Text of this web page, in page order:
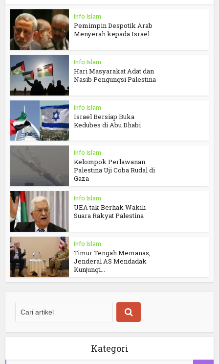
Info Islam
Pemimpin Despotik Arab
Menyerah kepada Israel
Info Islam
Hari Masyarakat Adat dan
Nasib Pengungsi Palestina
Info Islam
Israel Bersiap Buka
Kedubes di Abu Dhabi
Info Islam
Kelompok Perlawanan
Palestina Uji Coba Rudal di
Gaza
Info Islam
UEA tak Berhak Wakili
Suara Rakyat Palestina
Info Islam
Timur Tengah Memanas,
Jenderal AS Mendadak
Kunjungi...
Kategori